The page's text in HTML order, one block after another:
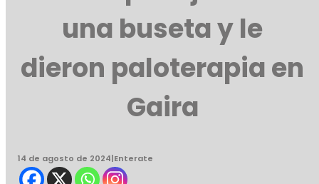
una buseta y le
dieron paloterapia en
Gaira
14 de agosto de 2024|Enterate